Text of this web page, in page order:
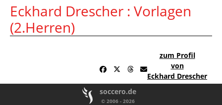
Eckhard Drescher : Vorlagen
(2.Herren)
zum Profil
von
Eckhard Drescher
soccero.de
© 2006 - 2026